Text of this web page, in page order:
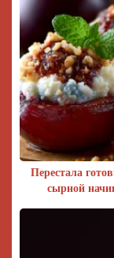
Перестала
сырной